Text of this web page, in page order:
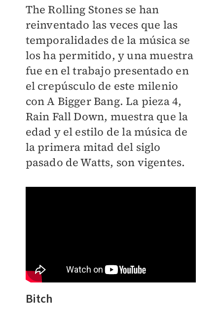
The Rolling Stones se han
reinventado las veces que las
temporalidades de la música se
los ha permitido, y una muestra
fue en el trabajo presentado en
el crepúsculo de este milenio
con A Bigger Bang. La pieza 4,
Rain Fall Down, muestra que la
edad y el estilo de la música de
la primera mitad del siglo
pasado de Watts, son vigentes.
Bitch